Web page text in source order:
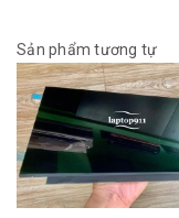
Sản phẩm tương tự